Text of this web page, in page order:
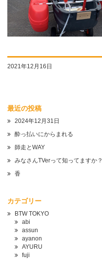
2021年12月16日
最近の投稿
2024年12月31日
酔っ払いにからまれる
師走とWAY
みなさんTVerって知ってますか？
香
カテゴリー
BTW TOKYO
abi
assun
ayanon
AYURU
fuji